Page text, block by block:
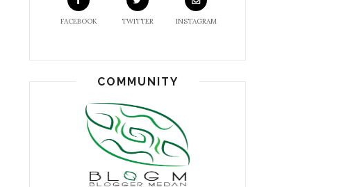
FACEBOOK TWITTER INSTAGRAM
COMMUNITY